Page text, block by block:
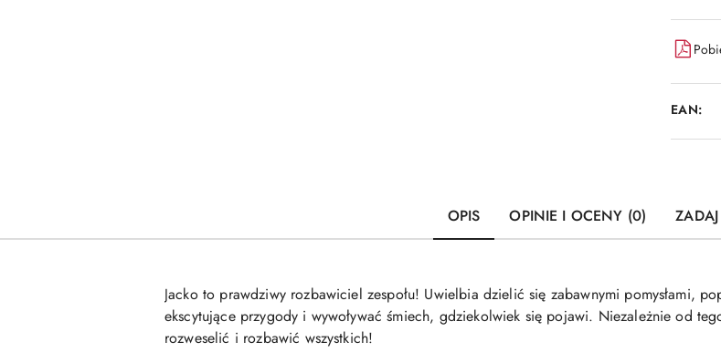
EAN:
OPIS OPINIE I OCENY (0)
Jacko to prawdziwy rozbawiciel zespołu! Uwielbia dzielić się zabawnymi pomysłami,
ekscytujące przygody i wywoływać śmiech, gdziekolwiek się pojawi. Niezależnie od
rozweselić i rozbawić wszystkich!